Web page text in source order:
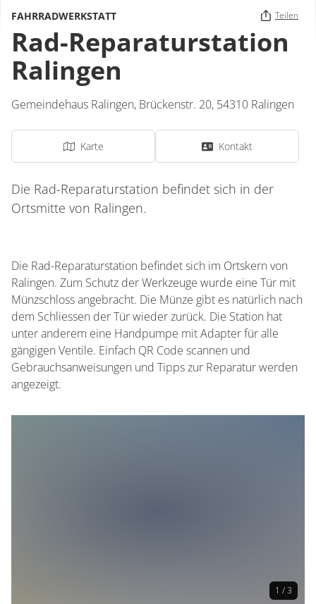
FAHRRADWERKSTATT Teilen
Rad-Reparaturstation
Ralingen
Gemeindehaus Ralingen, Brückenstr. 20, 54310 Ralingen
Karte Kontakt
Die Rad-Reparaturstation befindet sich in der
Ortsmitte von Ralingen.
Die Rad-Reparaturstation befindet sich im Ortskern von
Ralingen. Zum Schutz der Werkzeuge wurde eine Tür mit
Münzschloss angebracht. Die Münze gibt es natürlich nach
dem Schliessen der Tür wieder zurück. Die Station hat
unter anderem eine Handpumpe mit Adapter für alle
gängigen Ventile. Einfach QR Code scannen und
Gebrauchsanweisungen und Tipps zur Reparatur werden
angezeigt.
1 / 3